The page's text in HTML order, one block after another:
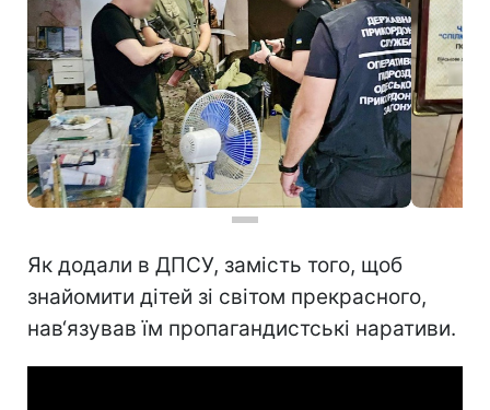
Як додали в ДПСУ, замість того, щоб
знайомити дітей зі світом прекрасного,
нав‘язував їм пропагандистські наративи.